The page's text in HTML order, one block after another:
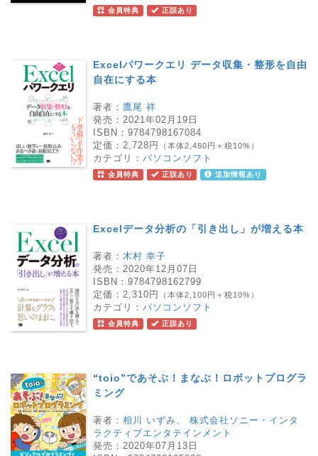
会員特典 正誤あり
Excelパワークエリ データ収集・整形を自由
自在にする本
著者： 鷹尾 祥
発売： 2021年02月19日
ISBN： 9784798167084
定価： 2,728円 （本体2,480円＋税10%）
カテゴリ： パソコンソフト
会員特典 正誤あり 追加情報あり
Excelデータ分析の「引き出し」が増える本
著者： 木村 幸子
発売： 2020年12月07日
ISBN： 9784798162799
定価： 2,310円 （本体2,100円＋税10%）
カテゴリ： パソコンソフト
会員特典 正誤あり
“toio”であそぶ！まなぶ！ロボットプログラ
ミング
著者： 相川 いずみ
株式会社ソニー・インタ
ラクティブエンタテインメント
発売： 2020年07月13日